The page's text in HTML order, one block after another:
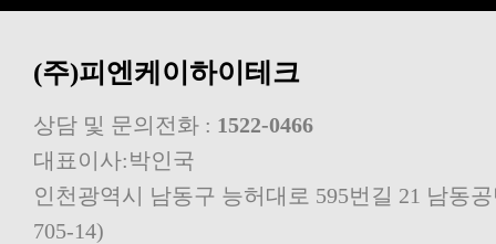
(주)피엔케이하이테크
상담 및 문의전화 : 1522-0466
대표이사:박인국
705-14)